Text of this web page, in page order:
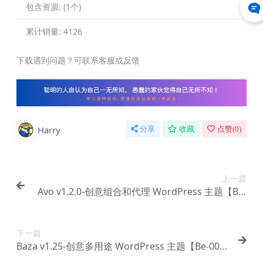
包含资源: (1个)
累计销量: 4126
下载遇到问题？可联系客服或反馈
Harry 分享 收藏 点赞(0)
上一篇
Avo v1.2.0-创意组合和代理 WordPress 主题【Be-
下一篇
Baza v1.25-创意多用途 WordPress 主题【Be-001